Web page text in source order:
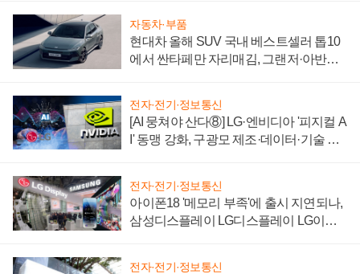
자동차·부품
현대차 올해 SUV 국내 베스트셀러 톱10
에서 싼타페만 자리매김, 그랜저·아반떼
전자·전기·정보통신
[AI 뭉쳐야 산다⑧] LG·엔비디아 '피지컬 A
I' 동맹 강화, 구광모 제조·데이터·기술 결
전자·전기·정보통신
아이폰18 '메모리 부족'에 출시 지연되나,
삼성디스플레이 LG디스플레이 LG이노
전자·전기·정보통신